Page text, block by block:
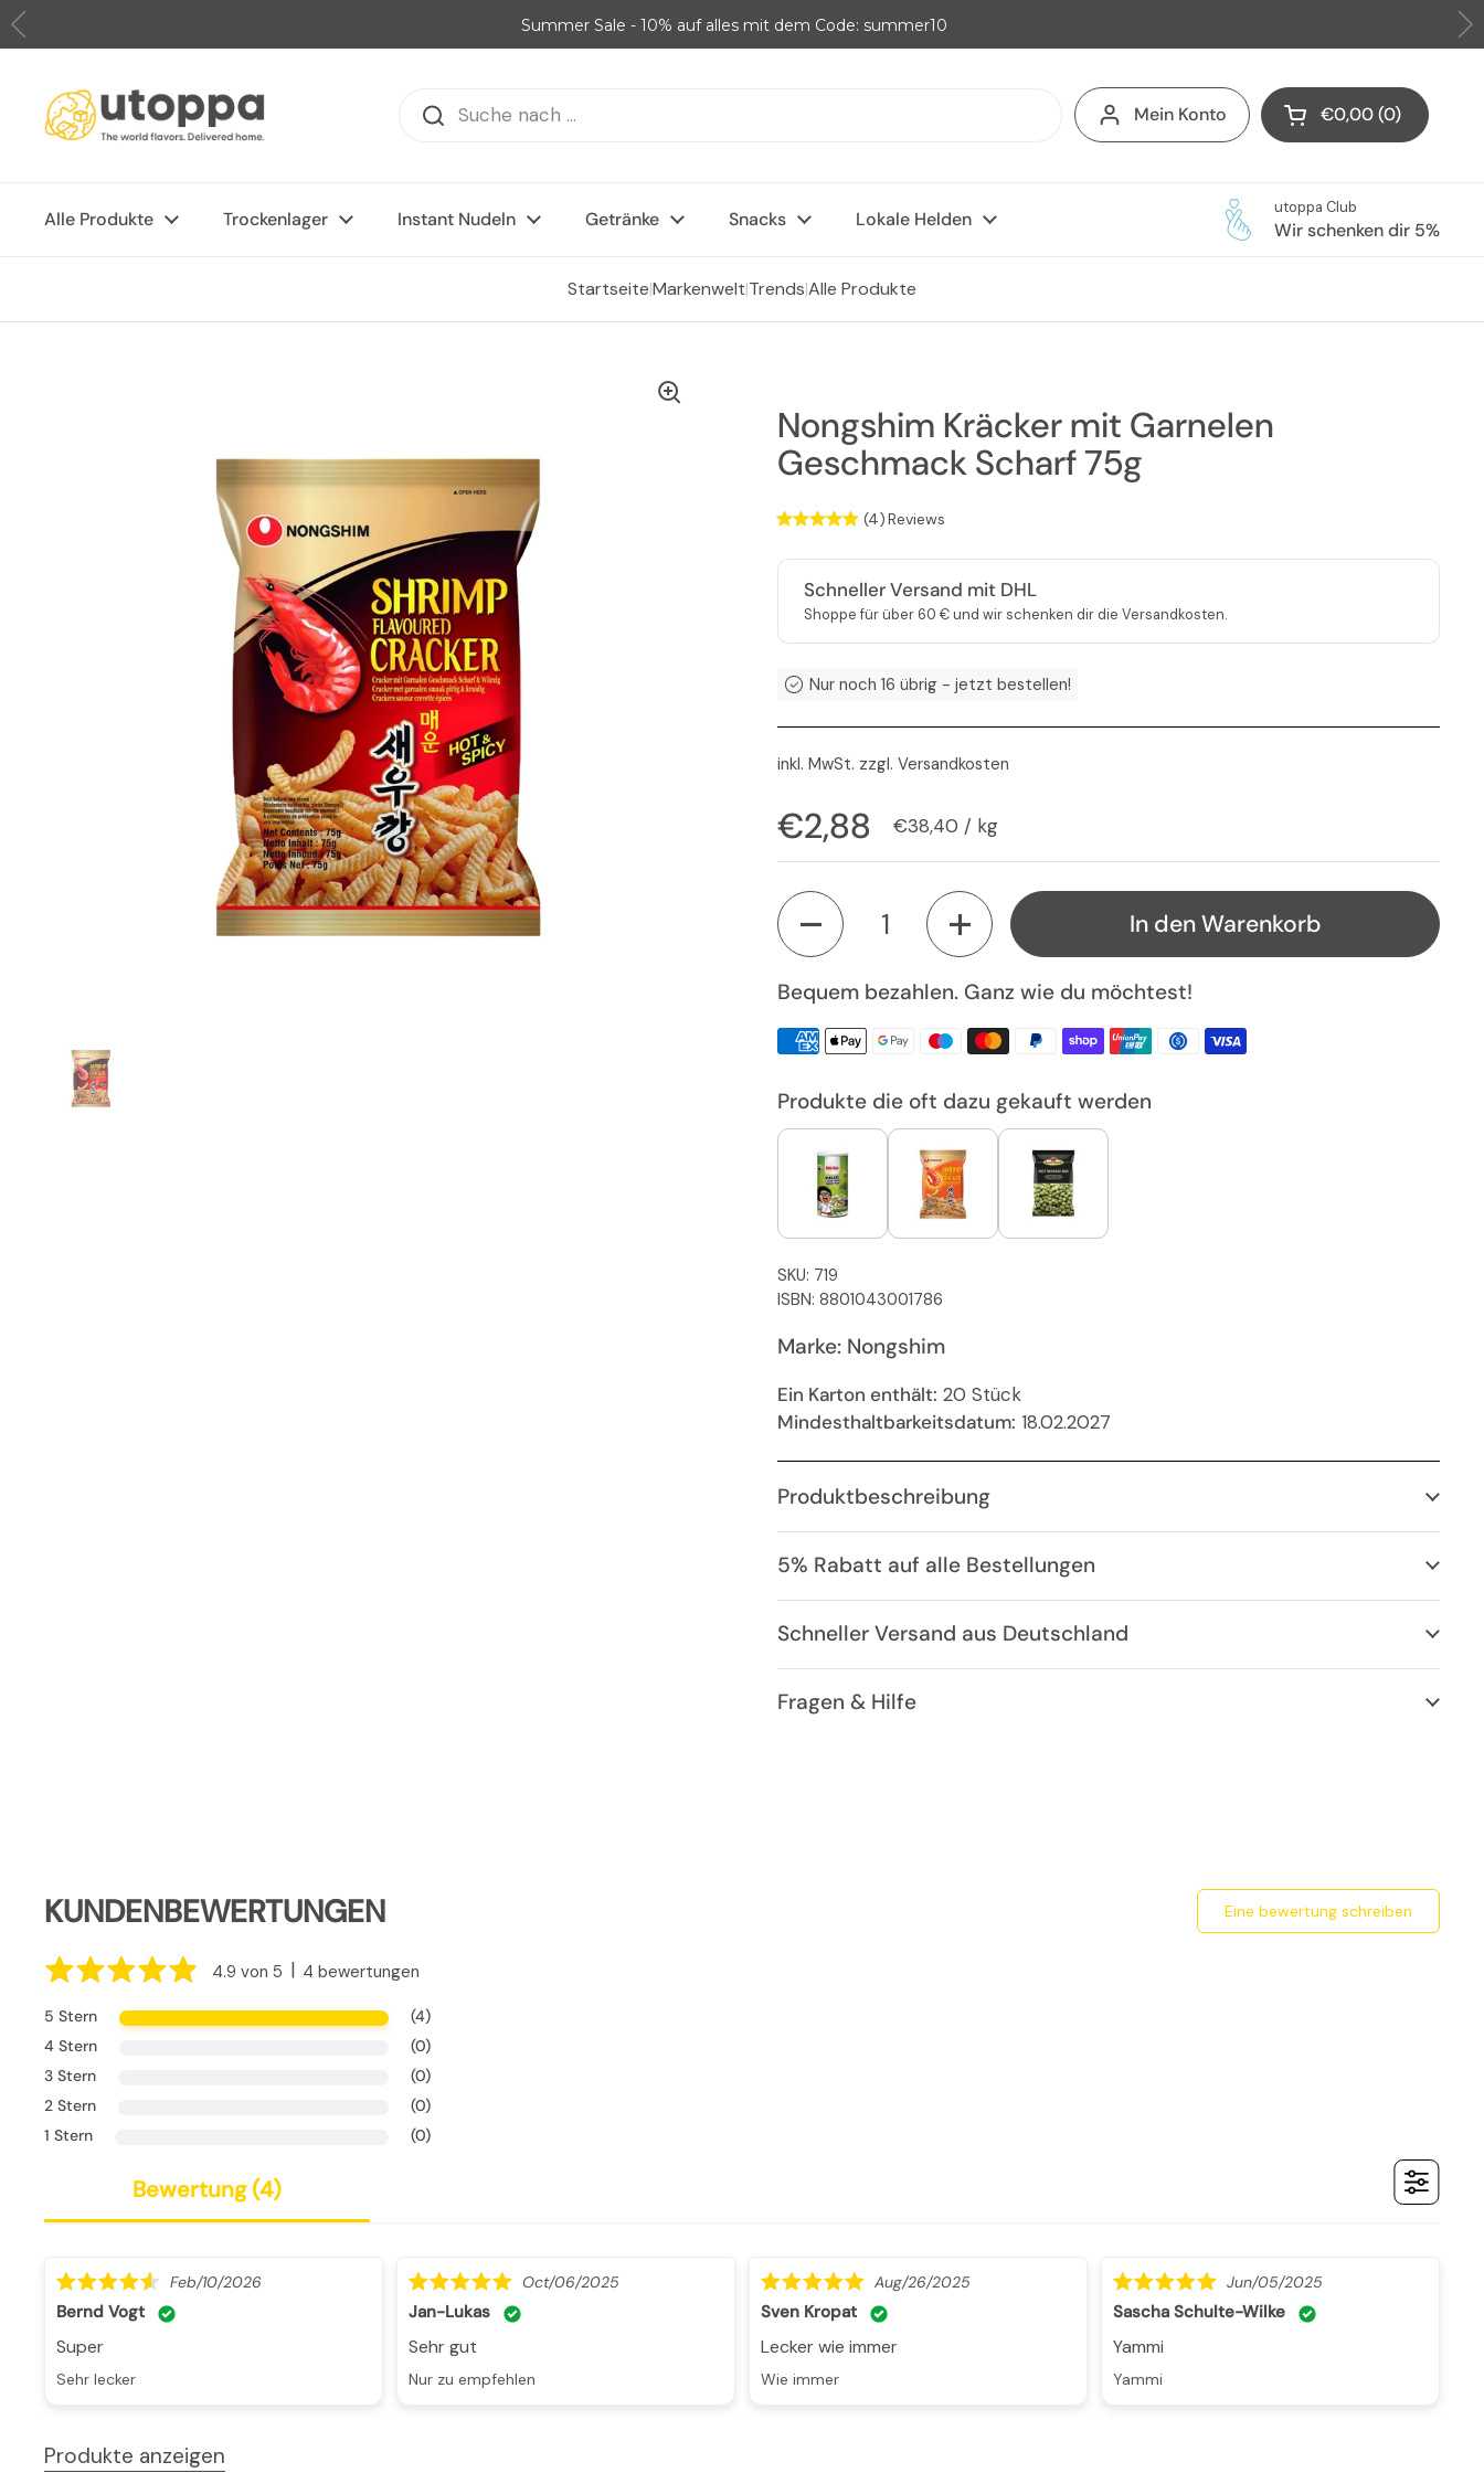
Mein Konto Warenkorb öffnen
Warenkorb
€0,00 0
im Warenkorb
Alle Produkte Trockenlager Instant Nudeln Getränke Snacks Lokale Helden
utoppa Club
Wir schenken dir 5%
Startseite|Markenwelt|Trends|Alle Produkte
Zeige Folie 1
Nongshim Kräcker mit Garnelen
Geschmack Scharf 75g
(4)Reviews
Schneller Versand mit DHL
Shoppe für über 60 € und wir schenken dir die Versandkosten.
Nur noch 16 übrig - jetzt bestellen!
inkl. MwSt. zzgl. Versandkosten
Regulärer Preis
€2,88 Stückpreis
€38,40 / kg
Anzahl
In den Warenkorb
Bequem bezahlen. Ganz wie du möchtest!
Produkte die oft dazu gekauft werden
SKU: 719
ISBN: 8801043001786
Marke: Nongshim
Ein Karton enthält: 20 Stück
Mindesthaltbarkeitsdatum: 18.02.2027
Produktbeschreibung
5% Rabatt auf alle Bestellungen
Schneller Versand aus Deutschland
Fragen & Hilfe
KUNDENBEWERTUNGEN eine bewertung schreiben
4.9 von 5 | 4 bewertungen
5 Stern
(4)
4 Stern
(0)
3 Stern
(0)
2 Stern
(0)
1 Stern
(0)
bewertung (4)
Feb/10/2026
Bernd Vogt
super
sehr lecker
Oct/06/2025
Jan-Lukas
Sehr gut
nur zu empfehlen
Aug/26/2025
Sven Kropat
Lecker wie immer
Wie immer
Jun/05/2025
Sascha Schulte-Wilke
yammi
yammi
Produkte anzeigen
Summer Sale - 10% auf alles mit dem Code: summer10